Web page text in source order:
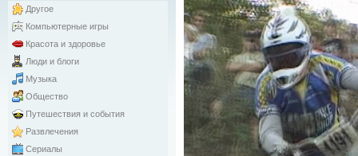
Другое
Компьютерные игры
Красота и здоровье
Люди и блоги
Музыка
Общество
Путешествия и события
Развлечения
Сериалы